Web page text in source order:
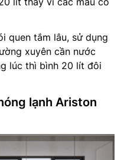
quen tắm lâu, sử dụng
xuyên cần nước
lúc thì bình 20 lít đôi
lạnh Ariston